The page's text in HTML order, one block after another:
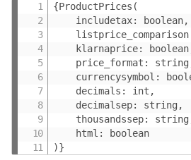
{ProductPrices(
    includetax: boolean,
klarnaprice:
price_format:
currencysymbol:
    decimals: int,
    decimalsep: string,
thousandssep:
    html: boolean
)}